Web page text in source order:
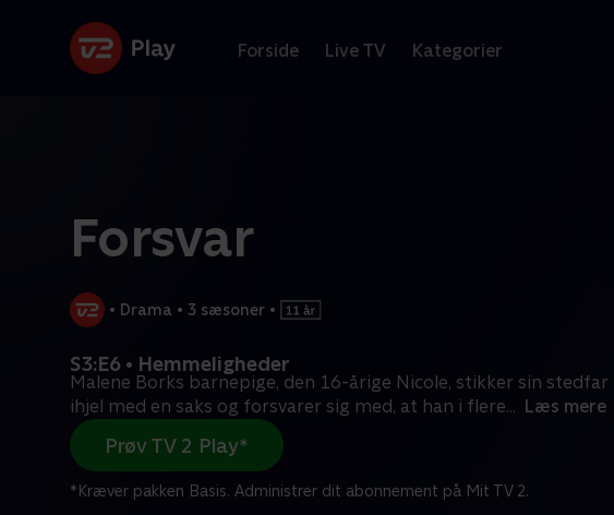
Forside Live TV Kategorier
Forsvar
• Drama • 3 sæsoner •
S3:E6 • Hemmeligheder
Malene Borks barnepige, den 16-årige Nicole, stikker sin stedfar
ihjel med en saks og forsvarer sig med, at han i flere... Læs mere
Prøv TV 2 Play*
*Kræver pakken Basis. Administrer dit abonnement på Mit TV 2.